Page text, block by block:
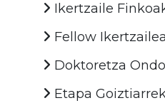
Ikertzaile
Fellow
Doktoretza
Etapa